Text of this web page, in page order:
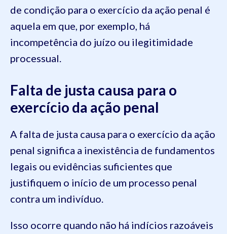
de condição para o exercício da ação penal é
aquela em que, por exemplo, há
incompetência do juízo ou ilegitimidade
processual.
Falta de justa causa para o
exercício da ação penal
A falta de justa causa para o exercício da ação
penal significa a inexistência de fundamentos
legais ou evidências suficientes que
justifiquem o início de um processo penal
contra um indivíduo.
Isso ocorre quando não há indícios razoáveis